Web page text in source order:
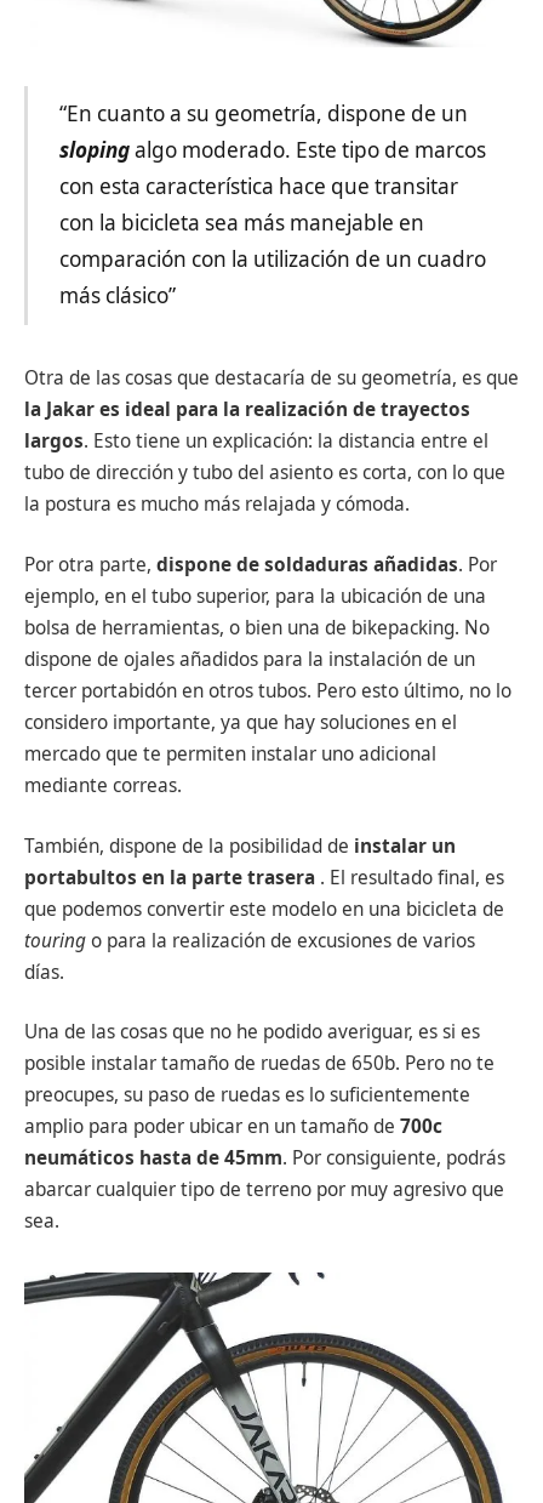
“En cuanto a su geometría, dispone de un
slopingalgo moderado. Este tipo de marcos
con esta característica hace que transitar
con la bicicleta sea más manejable en
comparación con la utilización de un cuadro
más clásico”
Otra de las cosas que destacaría de su geometría, es que
la Jakar es ideal para la realización de trayectos
largos. Esto tiene un explicación: la distancia entre el
tubo de dirección y tubo del asiento es corta, con lo que
la postura es mucho más relajada y cómoda.
Por otra parte, dispone de soldaduras añadidas. Por
ejemplo, en el tubo superior, para la ubicación de una
bolsa de herramientas, o bien una de bikepacking. No
dispone de ojales añadidos para la instalación de un
tercer portabidón en otros tubos. Pero esto último, no lo
considero importante, ya que hay soluciones en el
mercado que te permiten instalar uno adicional
mediante correas.
También, dispone de la posibilidad de instalar un
portabultos en la parte trasera . El resultado final, es
que podemos convertir este modelo en una bicicleta de
touringo para la realización de excusiones de varios
días.
Una de las cosas que no he podido averiguar, es si es
posible instalar tamaño de ruedas de 650b. Pero no te
preocupes, su paso de ruedas es lo suficientemente
amplio para poder ubicar en un tamaño de 700c
neumáticos hasta de 45mm. Por consiguiente, podrás
abarcar cualquier tipo de terreno por muy agresivo que
sea.